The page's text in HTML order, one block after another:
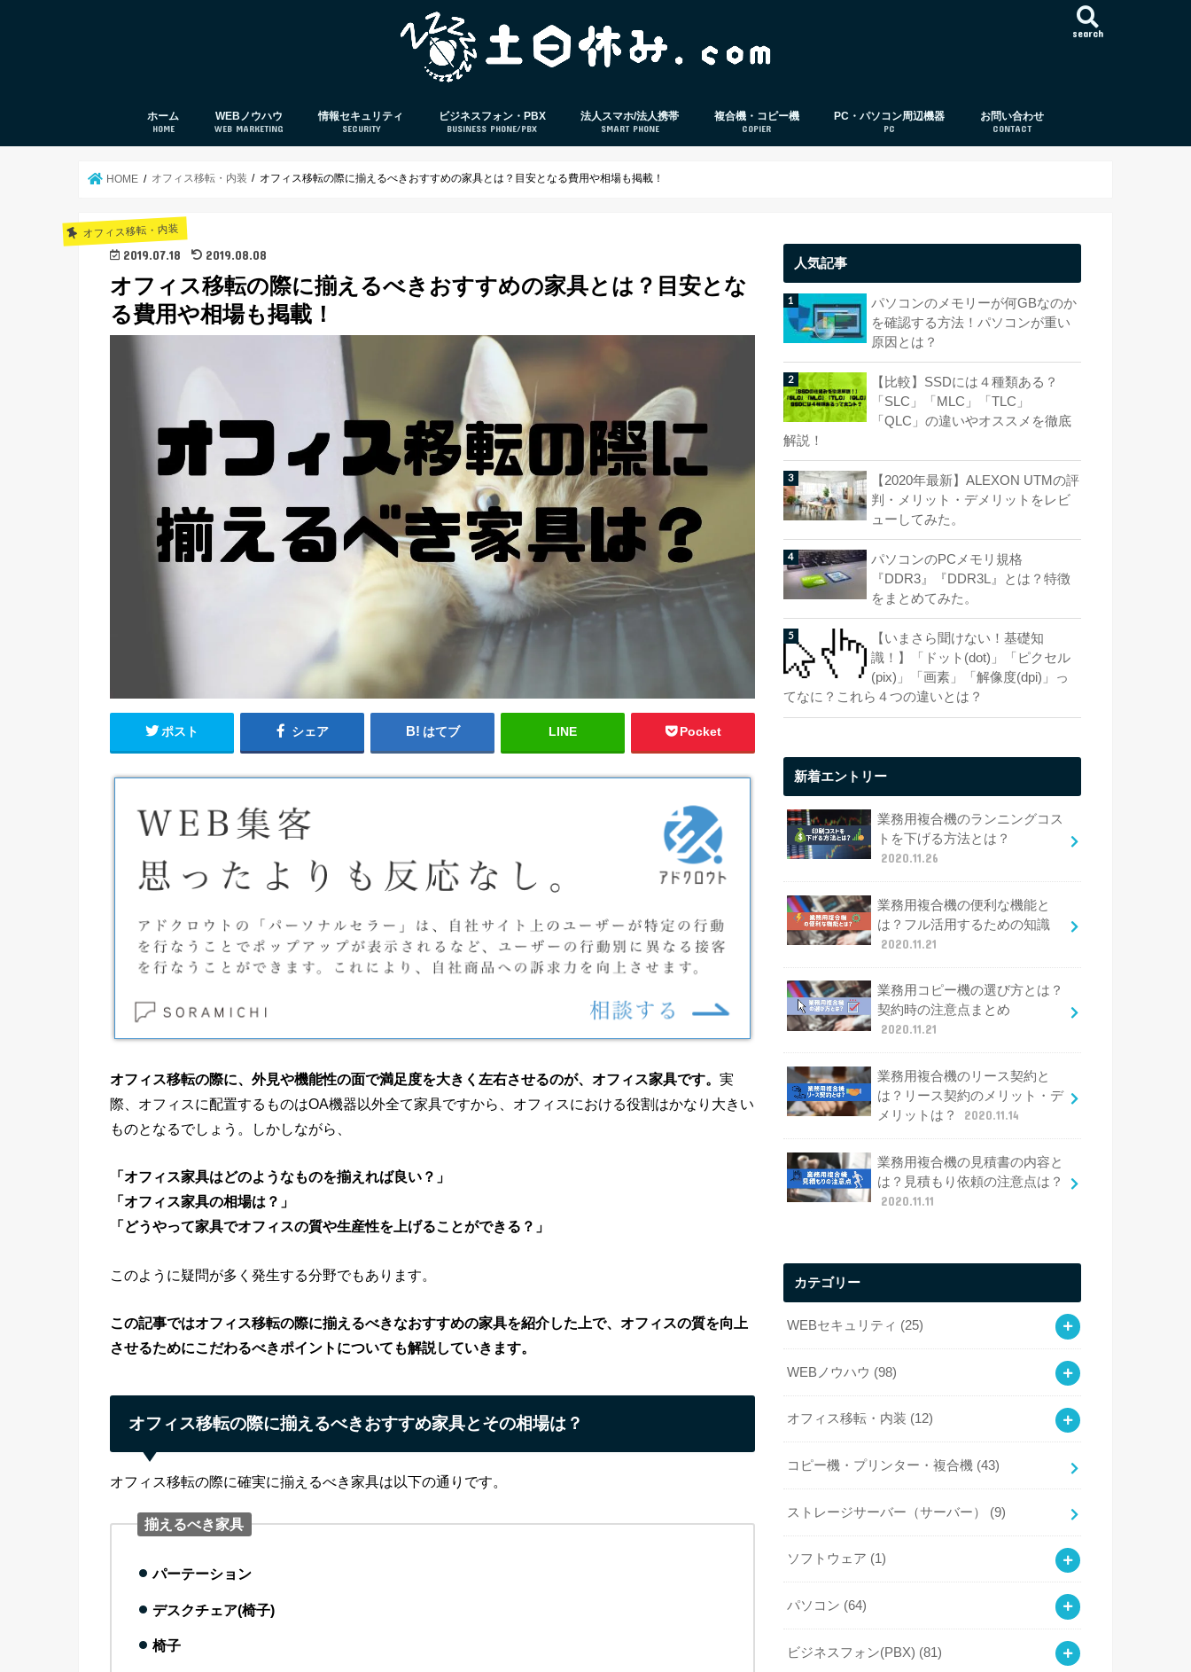
search
ホーム
HOME
WEBノウハウ
WEB MARKETING
情報セキュリティ
SECURITY
ビジネスフォン・PBX
BUSINESS PHONE/PBX
法人スマホ/法人携帯
SMART PHONE
複合機・コピー機
COPIER
PC・パソコン周辺機器
PC
お問い合わせ
CONTACT
HOME オフィス移転・内装 オフィス移転の際に揃えるべきおすすめの家具とは？目安となる費用や相場も掲載！
オフィス移転・内装
2019.07.18 2019.08.08
オフィス移転の際に揃えるべきおすすめの家具とは？目安とな
る費用や相場も掲載！
ポスト シェア はてブ LINE Pocket
オフィス移転の際に、外見や機能性の面で満足度を大きく左右させるのが、オフィス家具です。 実
際、オフィスに配置するものはOA機器以外全て家具ですから、オフィスにおける役割はかなり大きい
ものとなるでしょう。しかしながら、
「オフィス家具はどのようなものを揃えれば良い？」
「オフィス家具の相場は？」
「どうやって家具でオフィスの質や生産性を上げることができる？」
このように疑問が多く発生する分野でもあります。
この記事ではオフィス移転の際に揃えるべきなおすすめの家具を紹介した上で、オフィスの質を向上
させるためにこだわるべきポイントについても解説していきます。
オフィス移転の際に揃えるべきおすすめ家具とその相場は？
オフィス移転の際に確実に揃えるべき家具は以下の通りです。
揃えるべき家具
パーテーション
デスクチェア(椅子)
椅子
人気記事
パソコンのメモリーが何GBなのか
を確認する方法！パソコンが重い
原因とは？
【比較】SSDには４種類ある？
「SLC」「MLC」「TLC」
「QLC」の違いやオススメを徹底
解説！
【2020年最新】ALEXON UTMの評
判・メリット・デメリットをレビ
ューしてみた。
パソコンのPCメモリ規格
『DDR3』『DDR3L』とは？特徴
をまとめてみた。
【いまさら聞けない！基礎知
識！】「ドット(dot)」「ピクセル
(pix)」「画素」「解像度(dpi)」っ
てなに？これら４つの違いとは？
新着エントリー
業務用複合機のランニングコス
トを下げる方法とは？
2020.11.26
業務用複合機の便利な機能と
は？フル活用するための知識
2020.11.21
業務用コピー機の選び方とは？
契約時の注意点まとめ
2020.11.21
業務用複合機のリース契約と
は？リース契約のメリット・デ
メリットは？
2020.11.14
業務用複合機の見積書の内容と
は？見積もり依頼の注意点は？
2020.11.11
カテゴリー
WEBセキュリティ (25)
WEBノウハウ (98)
オフィス移転・内装 (12)
コピー機・プリンター・複合機 (43)
ストレージサーバー（サーバー） (9)
ソフトウェア (1)
パソコン (64)
ビジネスフォン(PBX) (81)